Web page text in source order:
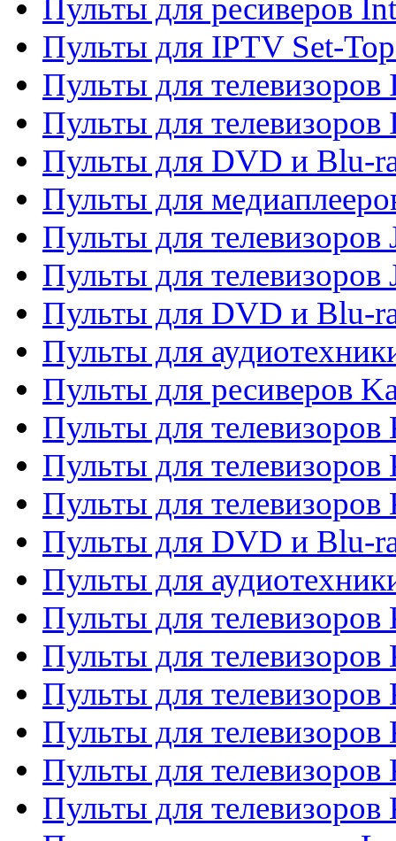
Пульты для ресиверов
Пульты для IPTV Set-
Пульты для телевизоров
Пульты для телевизоров
Пульты для DVD и Blu-
Пульты для
Пульты для телевизоров
Пульты для телевизоров
Пульты для DVD и Blu-
Пульты для
Пульты для ресиверов
Пульты для телевизоров
Пульты для телевизоров
Пульты для телевизоров
Пульты для DVD и Blu-
Пульты для
Пульты для
Пульты для телевизоров
Пульты для телевизоров
Пульты для телевизоров
Пульты для
Пульты для